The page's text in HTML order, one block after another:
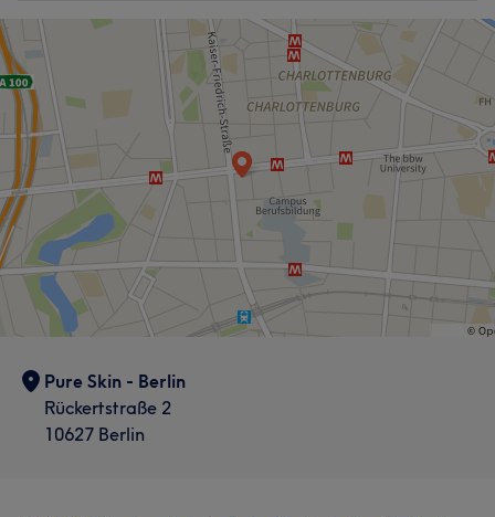
Pure Skin - Berlin
Rückertstraße 2
10627 Berlin